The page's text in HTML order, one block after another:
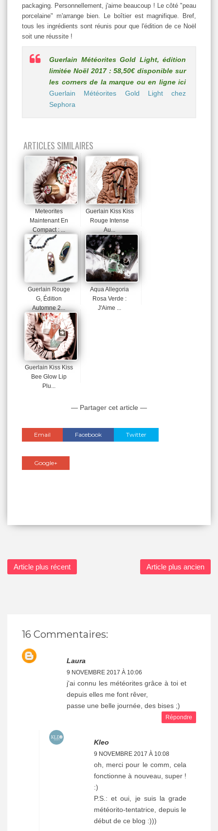
packaging. Personnellement, j'aime beaucoup ! Le côté "peau
porcelaine" m'arrange bien. Le boîtier est magnifique. Bref,
tous les ingrédients sont réunis pour que l'édition de ce Noël
soit une réussite !
Guerlain Météorites Gold Light, édition
limitée Noël 2017 : 58,50€ disponible sur
les corners de la marque ou en ligne ici
Guerlain Météorites Gold Light chez
Sephora
ARTICLES SIMILAIRES
Meteorites
Maintenant En
Compact : ...
Guerlain Kiss Kiss
Rouge Intense
Au...
Guerlain Rouge
G, Édition
Automne 2...
Aqua Allegoria
Rosa Verde :
J'Aime ...
Guerlain Kiss Kiss
Bee Glow Lip
Plu...
— Partager cet article —
Email Facebook Twitter
Google+
Article plus récent Article plus ancien
16 Commentaires:
Laura
9 NOVEMBRE 2017 À 10:06
j'ai connu les météorites grâce à toi et
depuis elles me font rêver,
passe une belle journée, des bises ;)
Répondre
Kleo
9 NOVEMBRE 2017 À 10:08
oh, merci pour le comm, cela
fonctionne à nouveau, super !
:)
P.S.: et oui, je suis la grade
météorito-tentatrice, depuis le
début de ce blog :)))